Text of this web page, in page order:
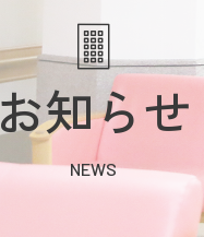
お知らせ
NEWS